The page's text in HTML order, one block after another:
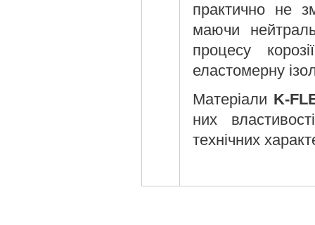
практично не
маючи
процесу
еластомерну
Матеріали K-
них
технічних